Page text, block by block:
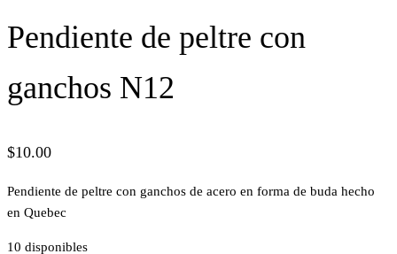
Pendiente de peltre con
ganchos N12
$10.00
Pendiente de peltre con ganchos de acero en forma de buda hecho
en Quebec
10 disponibles